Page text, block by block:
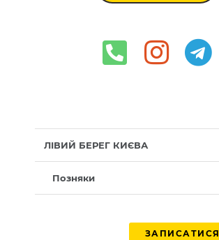
ЛІВИЙ БЕРЕГ КИЄВА
Позняки
ЗАПИСАТИСЯ